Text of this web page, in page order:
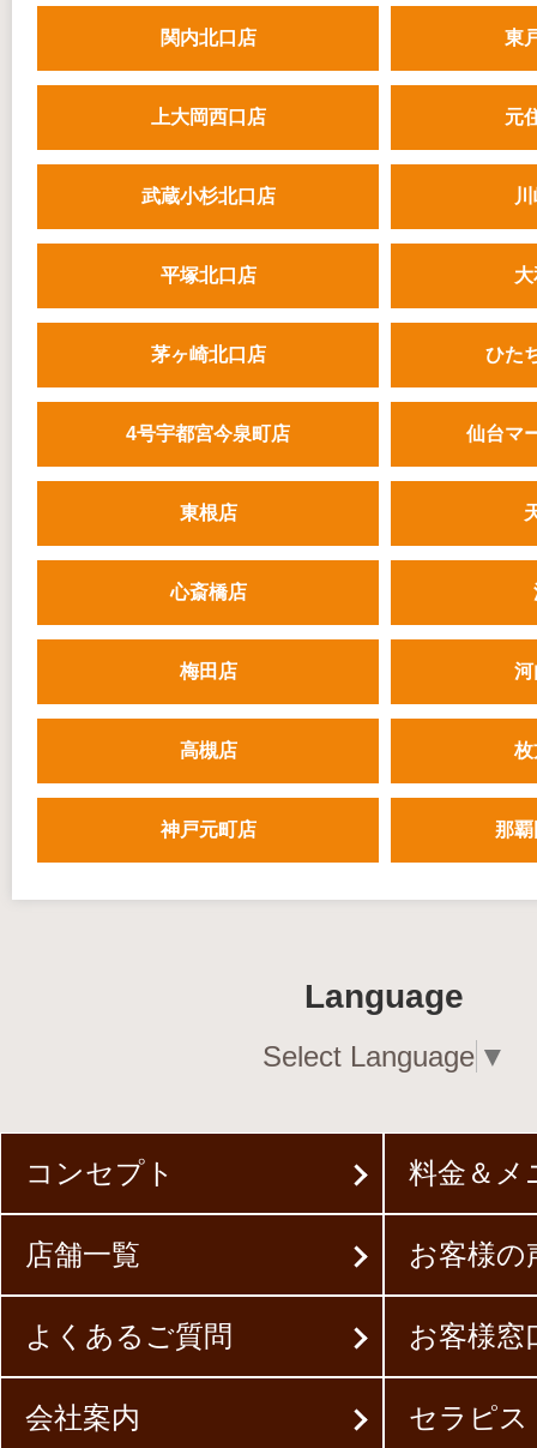
関内北口店 東
上大岡西口店 元
武蔵小杉北口店
平塚北口店
茅ヶ崎北口店 ひた
4号宇都宮今泉町店 仙台マ
東根店
心斎橋店
梅田店 河
高槻店 枚
神戸元町店 那
Language
Select Language ▼
コンセプト 料金＆メ
店舗一覧 お客様の
よくあるご質問 お客様窓
会社案内 セラピス